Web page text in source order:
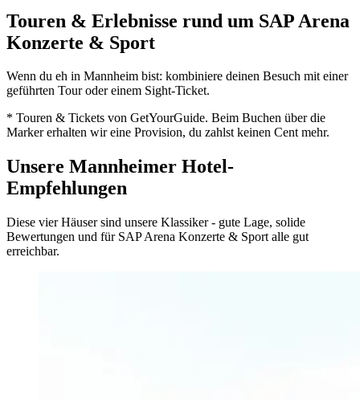
Touren & Erlebnisse rund um SAP Arena
Konzerte & Sport
Wenn du eh in Mannheim bist: kombiniere deinen Besuch mit einer
geführten Tour oder einem Sight-Ticket.
* Touren & Tickets von GetYourGuide. Beim Buchen über die
Marker erhalten wir eine Provision, du zahlst keinen Cent mehr.
Unsere Mannheimer Hotel-
Empfehlungen
Diese vier Häuser sind unsere Klassiker - gute Lage, solide
Bewertungen und für SAP Arena Konzerte & Sport alle gut
erreichbar.